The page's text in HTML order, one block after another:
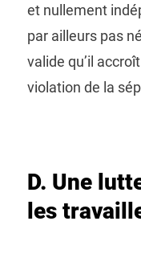
et nullement
par ailleurs pas
valide qu’il
violation de la
D. Une
les